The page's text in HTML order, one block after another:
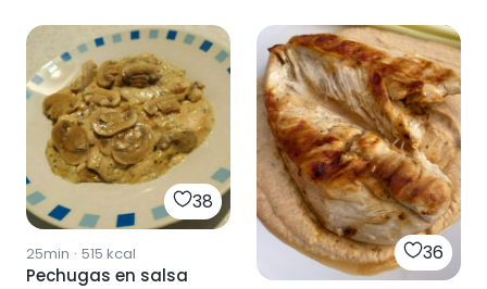
38
25min · 515 kcal
Pechugas en salsa
36